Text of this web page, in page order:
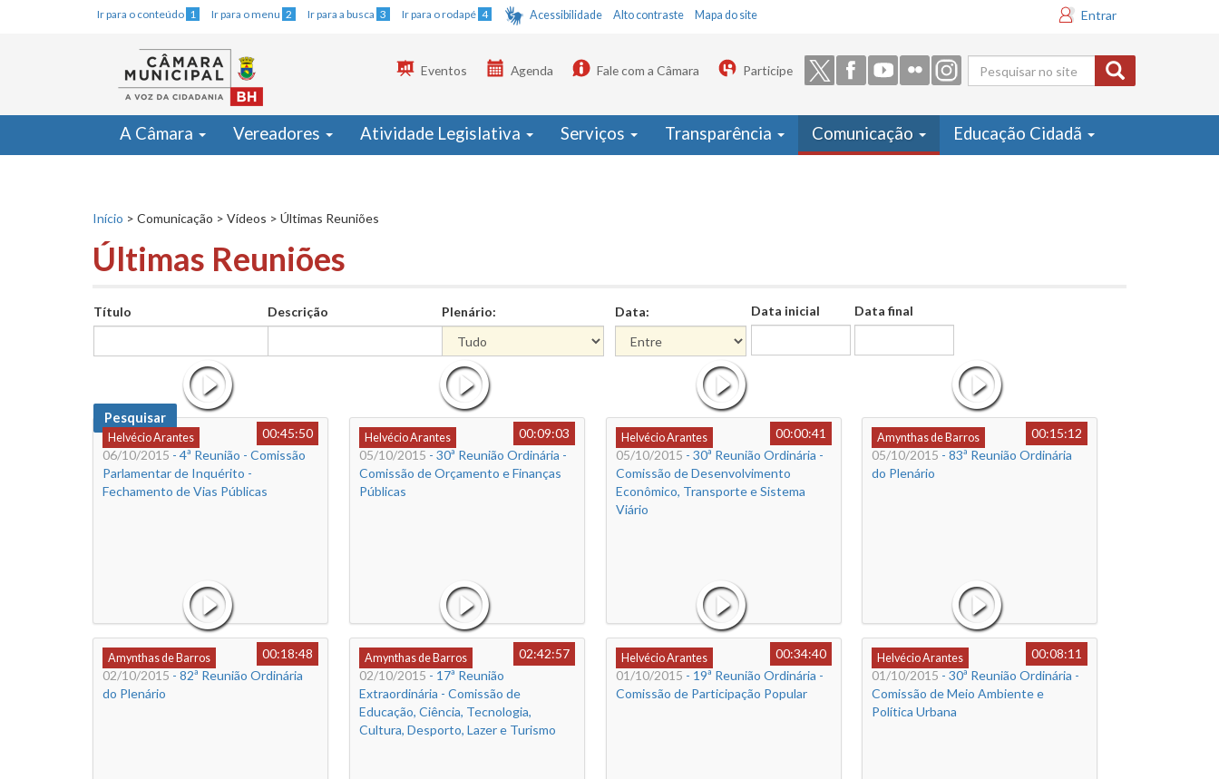
Ir para o conteúdo 1 Ir para o menu 2 Ir para a busca 3 Ir para o rodapé 4 Acessibilidade Alto contraste Mapa do site Entrar
Formulário
de busca
Eventos Agenda Fale com a Câmara Participe
A Câmara Vereadores Atividade Legislativa Serviços Transparência Comunicação Educação Cidadã
Início > Comunicação > Vídeos > Últimas Reuniões
Últimas Reuniões
Título Descrição Plenário: Data: Data inicial Data final
Pesquisar
Helvécio Arantes
00:45:50
06/10/2015 - 4ª Reunião - Comissão
Parlamentar de Inquérito -
Fechamento de Vias Públicas
Helvécio Arantes
00:09:03
05/10/2015 - 30ª Reunião Ordinária -
Comissão de Orçamento e Finanças
Públicas
Helvécio Arantes
00:00:41
05/10/2015 - 30ª Reunião Ordinária -
Comissão de Desenvolvimento
Econômico, Transporte e Sistema
Viário
Amynthas de Barros
00:15:12
05/10/2015 - 83ª Reunião Ordinária
do Plenário
Amynthas de Barros
00:18:48
02/10/2015 - 82ª Reunião Ordinária
do Plenário
Amynthas de Barros
02:42:57
02/10/2015 - 17ª Reunião
Extraordinária - Comissão de
Educação, Ciência, Tecnologia,
Cultura, Desporto, Lazer e Turismo
Helvécio Arantes
00:34:40
01/10/2015 - 19ª Reunião Ordinária -
Comissão de Participação Popular
Helvécio Arantes
00:08:11
01/10/2015 - 30ª Reunião Ordinária -
Comissão de Meio Ambiente e
Política Urbana